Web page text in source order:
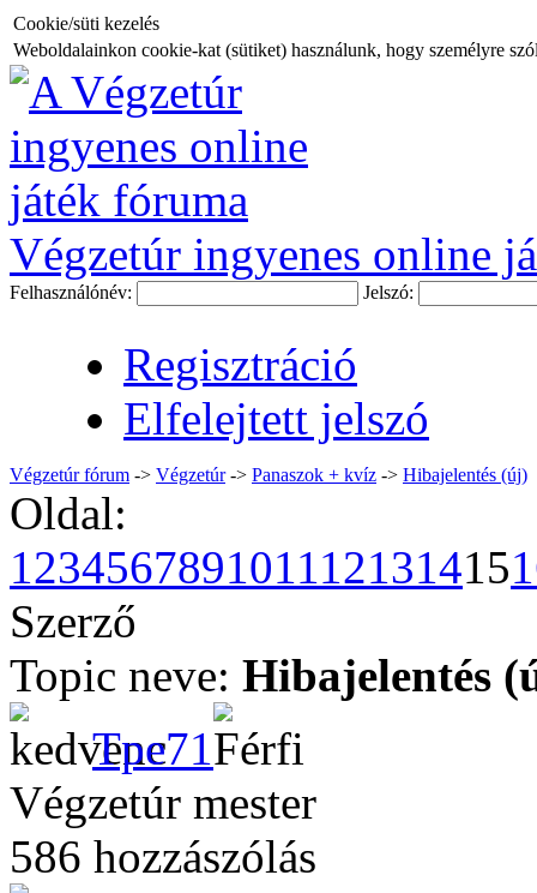
Cookie/süti kezelés
Weboldalainkon cookie-kat (sütiket) használunk, hogy személyre
Végzetúr ingyenes online
Felhasználónév: Jelszó:
Regisztráció
Elfelejtett jelszó
Végzetúr fórum -> Végzetúr-> Panaszok + kvíz -> Hibajelentés (új)
Oldal:
123456789101112131415
Szerző
Topic neve: Hibajelentés
Tpe71
Végzetúr mester
586 hozzászólás